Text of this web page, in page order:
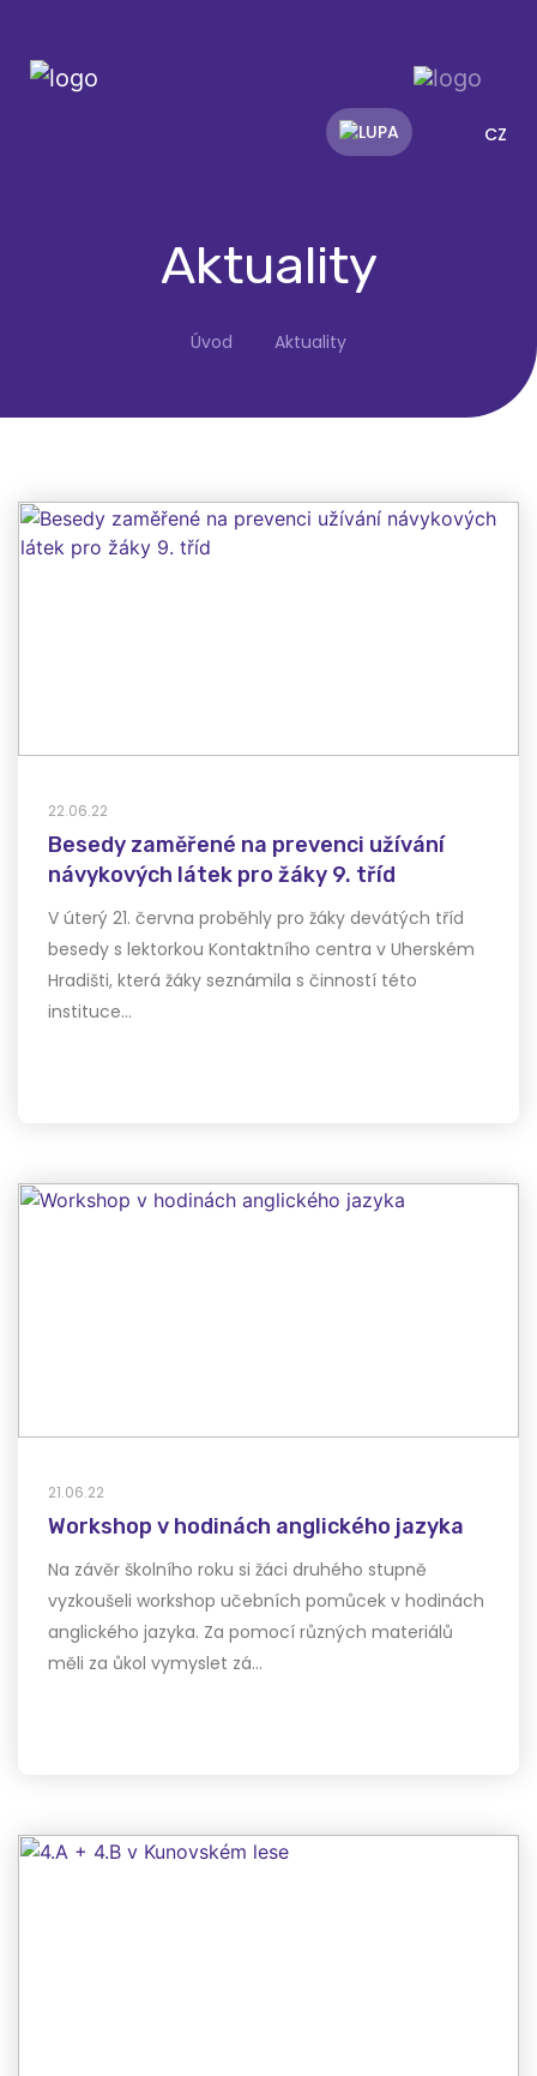
CZ
Aktuality
Úvod Aktuality
22.06.22
Besedy zaměřené na prevenci užívání
návykových látek pro žáky 9. tříd
V úterý 21. června proběhly pro žáky devátých tříd
besedy s lektorkou Kontaktního centra v Uherském
Hradišti, která žáky seznámila s činností této
instituce…
21.06.22
Workshop v hodinách anglického jazyka
Na závěr školního roku si žáci druhého stupně
vyzkoušeli workshop učebních pomůcek v hodinách
anglického jazyka. Za pomocí různých materiálů
měli za ůkol vymyslet zá…